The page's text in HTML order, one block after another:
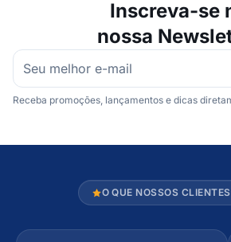
Inscreva-se
nossa
Receba promoções, lançamentos e dicas
O QUE NOSSOS